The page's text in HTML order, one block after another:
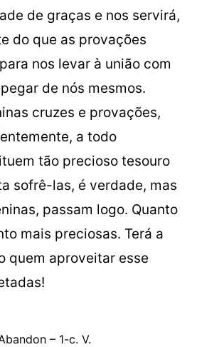
de graças e nos servirá,
do que as provações
nos levar à união com
de nós mesmos.
cruzes e provações,
a todo
tão precioso tesouro
sofrê-las, é verdade, mas
passam logo. Quanto
mais preciosas. Terá a
quem aproveitar esse
– 1-c. V.